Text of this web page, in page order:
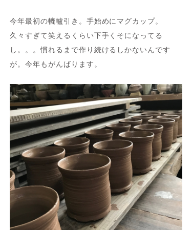
今年最初の轆轤引き。手始めにマグカップ。
久々すぎて笑えるくらい下手くそになってる
し。。。慣れるまで作り続けるしかないんです
が。今年もがんばります。